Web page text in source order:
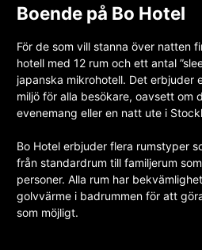
Boende på Bo Hotel
För de som vill stanna över natten
hotell med 12 rum och ett antal
japanska mikrohotell. Det erbjuder
miljö för alla besökare, oavsett om
evenemang eller en natt ute i
Bo Hotel erbjuder flera rumstyper
från standardrum till familjerum
personer. Alla rum har
golvvärme i badrummen för att
som möjligt.